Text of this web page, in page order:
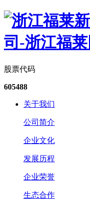
股票代码
605488
关于我们
公司简介
企业文化
发展历程
企业荣誉
生态合作